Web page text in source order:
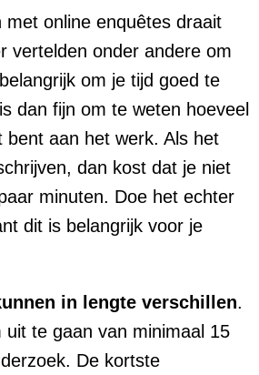
met online enquêtes draait
vertelden onder andere om
om je tijd goed te
dan fijn om te weten hoeveel
bent aan het werk. Als het
dan kost dat je niet
minuten. Doe het echter
dit is belangrijk voor je
in lengte verschillen.
uit te gaan van minimaal 15
De kortste